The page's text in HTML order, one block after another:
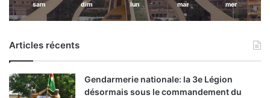
sam dim lun mar mer
Articles récents
Gendarmerie nationale: la 3e Légion
désormais sous le commandement du